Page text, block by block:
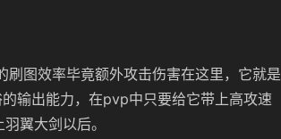
图效率毕竟额外攻击伤害在这里，它就是
输出能力，在pvp中只要给它带上高攻速
翼大剑以后。